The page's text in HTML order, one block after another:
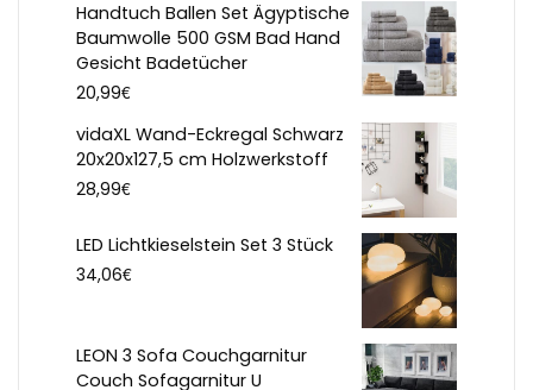
Handtuch Ballen Set Ägyptische
Baumwolle 500 GSM Bad Hand
Gesicht Badetücher
20,99€
vidaXL Wand-Eckregal Schwarz
20x20x127,5 cm Holzwerkstoff
28,99€
LED Lichtkieselstein Set 3 Stück
34,06€
LEON 3 Sofa Couchgarnitur
Couch Sofagarnitur U